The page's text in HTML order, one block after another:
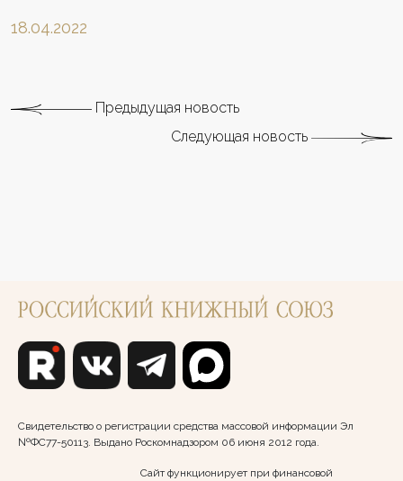
18.04.2022
Предыдущая новость
Следующая новость
Свидетельство о регистрации средства массовой информации Эл
№ФС77-50113. Выдано Роскомнадзором 06 июня 2012 года.
Сайт функционирует при финансовой